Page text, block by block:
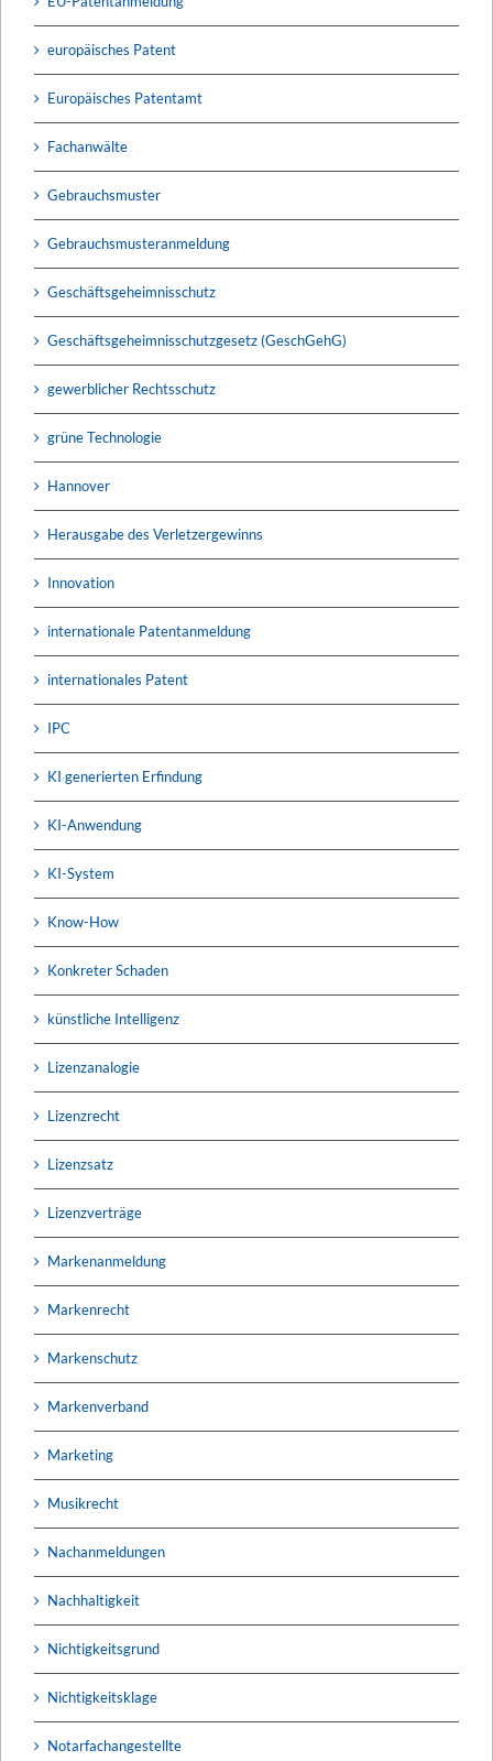
europäisches Patent
Europäisches Patentamt
Fachanwälte
Gebrauchsmuster
Gebrauchsmusteranmeldung
Geschäftsgeheimnisschutz
Geschäftsgeheimnisschutzgesetz (GeschGehG)
gewerblicher Rechtsschutz
grüne Technologie
Hannover
Herausgabe des Verletzergewinns
Innovation
internationale Patentanmeldung
internationales Patent
IPC
KI generierten Erfindung
KI-Anwendung
KI-System
Know-How
Konkreter Schaden
künstliche Intelligenz
Lizenzanalogie
Lizenzrecht
Lizenzsatz
Lizenzverträge
Markenanmeldung
Markenrecht
Markenschutz
Markenverband
Marketing
Musikrecht
Nachanmeldungen
Nachhaltigkeit
Nichtigkeitsgrund
Nichtigkeitsklage
Notarfachangestellte